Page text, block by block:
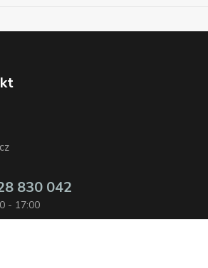
830 042
- 17:00